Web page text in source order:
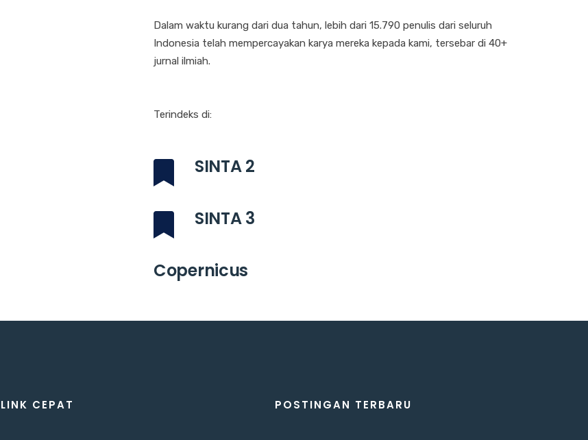
Dalam waktu kurang dari dua tahun, lebih dari 15.790 penulis dari seluruh
Indonesia telah mempercayakan karya mereka kepada kami, tersebar di 40+
jurnal ilmiah.
Terindeks di:
SINTA 2
SINTA 3
Copernicus
LINK CEPAT POSTINGAN TERBARU